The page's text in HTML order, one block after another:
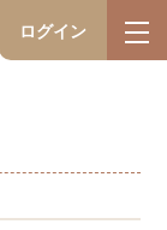
ログイン